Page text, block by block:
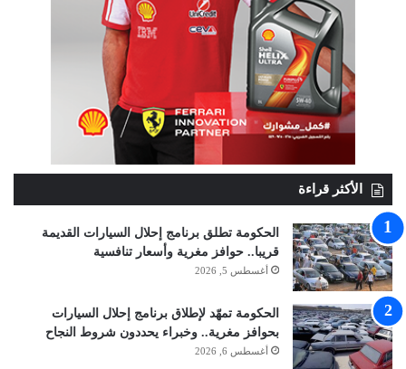
الأكثر قراءة
الحكومة تطلق برنامج إحلال السيارات القديمة
قريبا.. حوافز مغرية وأسعار تنافسية
أغسطس 5, 2026
الحكومة تمهّد لإطلاق برنامج إحلال السيارات
بحوافز مغرية.. وخبراء يحددون شروط النجاح
أغسطس 6, 2026